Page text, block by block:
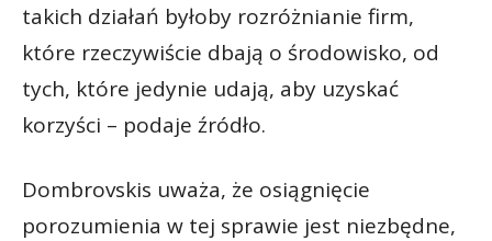
takich działań byłoby rozróżnianie firm,
które rzeczywiście dbają o środowisko, od
tych, które jedynie udają, aby uzyskać
korzyści – podaje źródło.
Dombrovskis uważa, że osiągnięcie
porozumienia w tej sprawie jest niezbędne,